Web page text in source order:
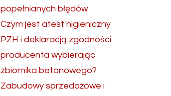
popełnianych błędów
Czym jest atest higieniczny
PZH i deklaracją zgodności
producenta wybierając
zbiornika betonowego?
Zabudowy sprzedażowe i